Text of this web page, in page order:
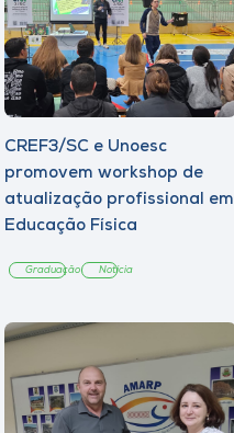
CREF3/SC e Unoesc
promovem workshop de
atualização profissional em
Educação Física
Graduação Notícia